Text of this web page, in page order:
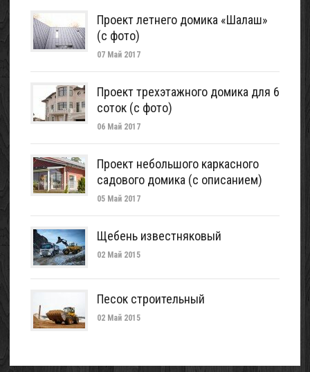
Проект летнего домика «Шалаш»
(с фото)
07 Май 2017
Проект трехэтажного домика для 6
соток (с фото)
06 Май 2017
Проект небольшого каркасного
садового домика (с описанием)
05 Май 2017
Щебень известняковый
02 Май 2015
Песок строительный
02 Май 2015